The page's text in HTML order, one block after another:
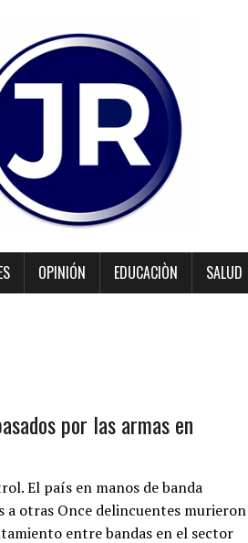
OPINIÓN EDUCACIÒN SALUD
por las armas en
El país en manos de banda
a otras Once delincuentes murieron
entre bandas en el sector